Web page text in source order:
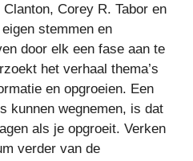
Corey R. Tabor en
stemmen en
door elk een fase aan te
het verhaal thema’s
en opgroeien. Een
kunnen wegnemen, is dat
als je opgroeit. Verken
verder van de